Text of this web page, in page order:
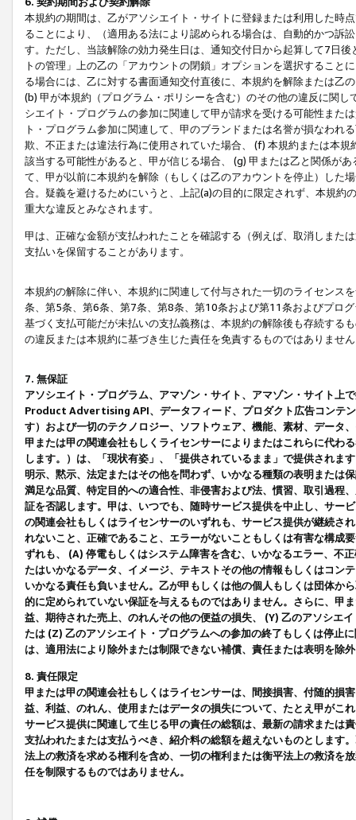
本規約の期間は、乙がアソシエイト・サイトに登録または利用した時
ることにより、（適用ある法により認められる場合は、自動的かつ訴
す。ただし、当該解除の効力発生日は、通知交付日から起算して7日
トの管理」上の乙の「アカウントの閉鎖」オプションを選択するこ
る場合には、乙に対する書面通知交付直後に、本規約を解除または乙
(b) 甲が本規約（プログラム・ポリシーを含む）のその他の違反に関
シエイト・プログラムの参加に関連して甲が請求を受ける可能性また
ト・プログラム参加に関連して、甲のブランドまたは名誉が損なわれ
欺、不正または違法行為に使用されていた場合、 (f) 本規約または本
該当する可能性があると、甲が信じる場合、 (g) 甲または乙と関係が
て、甲が以前に本規約を解除（もしくは乙のアカウントを停止）した
合。疑義を避けるためにいうと、上記(a)の目的に限定されず、本規
重大な違反とみなされます。
甲は、正確な金額が支払われたことを確認する（例えば、取消しまた
支払いを保留することがあります。
本規約の解除に伴い、本規約に関連して付与された一切のライセンス
条、第5条、第6条、第7条、第8条、第10条および第11条およびプロ
基づく支払可能だが未払いの支払義務は、本規約の解除後も存続する
の違反または本規約に基づき生じた責任を免責するものではありませ
7. 無保証
アソシエイト・プログラム、アマゾン・サイト、アマゾン・サイト上
Product Advertising API、データフィード、プロダクト広告コンテ
す）および一切のテクノロジー、ソフトウェア、機能、素材、データ
甲または甲の関連会社もしくライセンサーによりまたはこれらに代わ
します。）は、「現状有姿」、「提供されているまま」で提供されま
明示、黙示、法定またはその他を問わず、いかなる種類の表明または
満足な品質、特定目的への適合性、非侵害および法、慣習、取引過程
証を否認します。甲は、いつでも、随時サービス提供を中止し、サー
の関連会社もしくはライセンサーのいずれも、サービス提供が継続さ
れないこと、正確であること、エラーがないこともしくは有害な構成
ずれも、 (A) 停電もしくはシステム障害を含む、いかなるエラー、不
たはいかなるデータ、イメージ、テキストその他の情報もしくはコン
いかなる責任も負いません。乙が甲もしくは他の個人もしくは団体か
的に定められていない保証を与えるものではありません。さらに、甲
益、期待された売上、のれんその他の便益の損失、 (Y) 乙のアソシエ
たは (Z) 乙のアソシエイト・プログラムへの参加の終了もしくは停止
は、適用法により除外または制限できない補償、責任または表明を除
8. 責任限定
甲または甲の関連会社もしくはライセンサーは、間接損害、付随的損
益、利益、のれん、使用またはデータの損失について、たとえ甲がこ
サービス提供に関連して生じる甲の責任の総額は、最新の請求または
支払われたまたは支払うべき、紹介料の総額を超えないものとします
法上の救済を求める権利を含め、一切の権利または衡平法上の救済を
任を制限するものではありません。